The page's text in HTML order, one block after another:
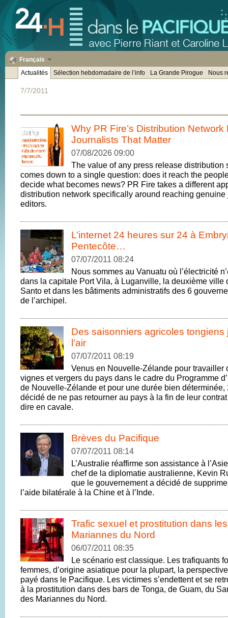
Français
Actualités
Sélection hebdomadaire de l’info La Grande Pirogue Nous
7/7/2011
Why PR Fire’s Distribution
Journalists That Matter
07/08/2026 09:00
The value of any press release distribution
comes down to a single question: does it reach the
decide what becomes news? PR Fire takes a different
distribution network specifically around reaching
editors.
L’internet 24 heures sur 24 à
Pentecôte…
07/07/2011 08:24
Nous sommes au Vanuatu où l’électricité
dans la capitale Port Vila, à Luganville, la deuxième ville
Santo et dans les bâtiments administratifs des 6
de l’archipel.
Des saisonniers agricoles tongiens
l’air
07/07/2011 08:19
Venus en Nouvelle-Zélande pour travailler
vignes et vergers du pays dans le cadre du Programme
de Nouvelle-Zélande et pour une durée bien déterminée,
décidé de ne pas retourner au pays à la fin de leur
dire en cavale.
Brèves du Pacifique
07/07/2011 08:14
L’Australie réaffirme son assistance à
chef de la diplomatie australienne, Kevin
que le gouvernement a décidé de
l’aide bilatérale à la Chine et à l’Inde.
Trafic sexuel et prostitution dans
Mariannes du Nord
06/07/2011 08:35
Le scénario est classique. Les trafiquants
femmes, d’origine asiatique pour la plupart, la
payé dans le Pacifique. Les victimes s’endettent et se
à la prostitution dans des bars de Tonga, de Guam, du
des Mariannes du Nord.